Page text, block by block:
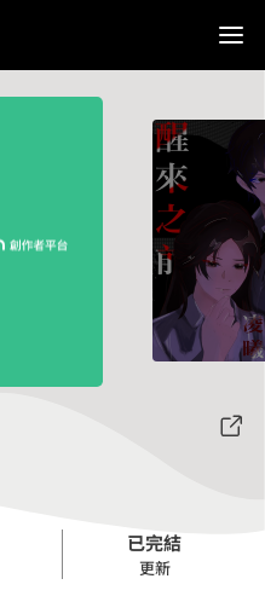
已完結
更新